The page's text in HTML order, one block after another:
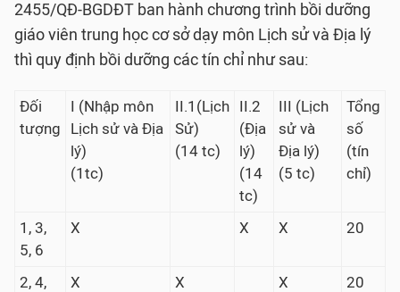
2455/QĐ-BGDĐT ban hành chương trình bồi dưỡng
giáo viên trung học cơ sở dạy môn Lịch sử và Địa lý
thì quy định bồi dưỡng các tín chỉ như sau:
Đối
tượng
I (Nhập môn
Lịch sử và Địa
lý)
(1tc)
II.1(Lịch
Sử)
(14 tc)
II.2
(Địa
lý)
(14
tc)
III (Lịch
sử và
Địa lý)
(5 tc)
Tổng
số
(tín
chỉ)
1, 3,
5, 6
X X X 20
2, 4,
X X X 20